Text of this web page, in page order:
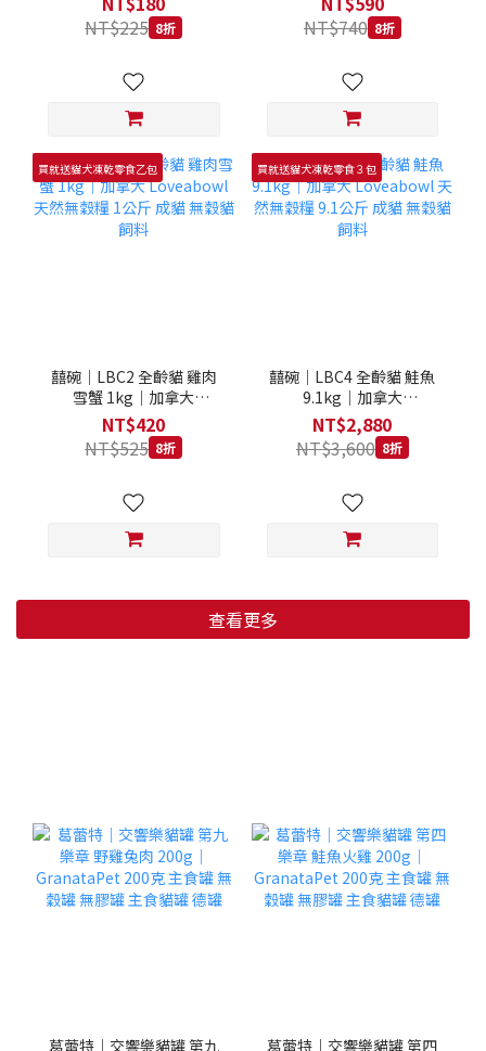
250克 成犬 無穀狗飼料
NT$225 8折
1.4公斤 成犬 無穀狗飼料
NT$740 8折
買就送貓犬凍乾零食乙包
囍碗｜LBC2 全齡貓 雞肉
雪蟹 1kg｜加拿大
Loveabowl 天然無穀糧 1
公斤 成貓 無穀貓飼料
NT$420
NT$525 8折
買就送貓犬凍乾零食３包
囍碗｜LBC4 全齡貓 鮭魚
9.1kg｜加拿大
Loveabowl 天然無穀糧
9.1公斤 成貓 無穀貓飼料
NT$2,880
NT$3,600 8折
查看更多
葛蕾特｜交響樂貓罐 第九
葛蕾特｜交響樂貓罐 第四